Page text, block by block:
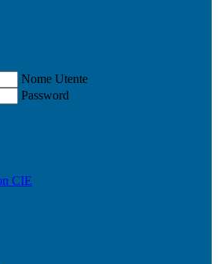
Nome Utente
Password
CIE